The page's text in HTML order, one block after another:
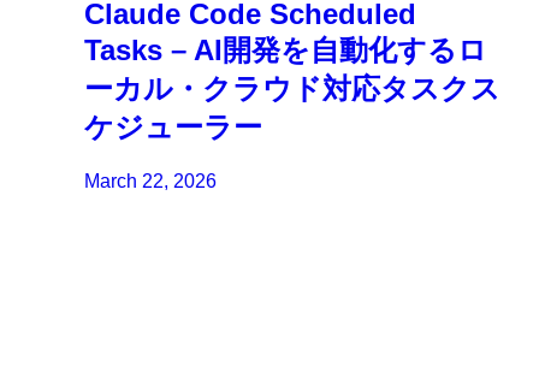
Claude Code Scheduled
Tasks – AI開発を自動化するロ
ーカル・クラウド対応タスクス
ケジューラー
March 22, 2026